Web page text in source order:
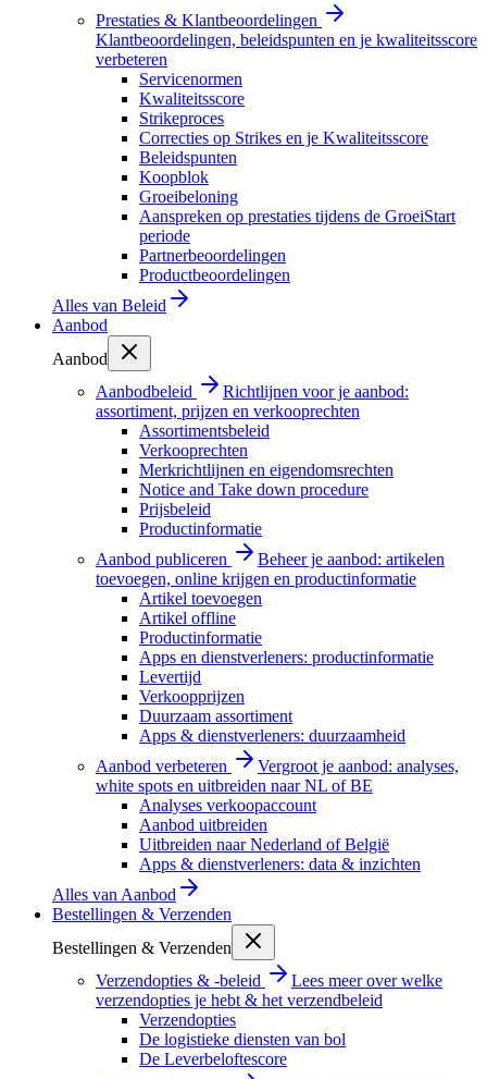
Prestaties & Klantbeoordelingen
Klantbeoordelingen, beleidspunten en je kwaliteitsscore
verbeteren
Servicenormen
Kwaliteitsscore
Strikeproces
Correcties op Strikes en je Kwaliteitsscore
Beleidspunten
Koopblok
Groeibeloning
Aanspreken op prestaties tijdens de GroeiStart
periode
Partnerbeoordelingen
Productbeoordelingen
Alles van Beleid
Aanbod
Aanbod
Aanbodbeleid
Richtlijnen voor je aanbod:
assortiment, prijzen en verkooprechten
Assortimentsbeleid
Verkooprechten
Merkrichtlijnen en eigendomsrechten
Notice and Take down procedure
Prijsbeleid
Productinformatie
Aanbod publiceren
Beheer je aanbod: artikelen
toevoegen, online krijgen en productinformatie
Artikel toevoegen
Artikel offline
Productinformatie
Apps en dienstverleners: productinformatie
Levertijd
Verkoopprijzen
Duurzaam assortiment
Apps & dienstverleners: duurzaamheid
Aanbod verbeteren
Vergroot je aanbod: analyses,
white spots en uitbreiden naar NL of BE
Analyses verkoopaccount
Aanbod uitbreiden
Uitbreiden naar Nederland of België
Apps & dienstverleners: data & inzichten
Alles van Aanbod
Bestellingen & Verzenden
Bestellingen & Verzenden
Verzendopties & -beleid
Lees meer over welke
verzendopties je hebt & het verzendbeleid
Verzendopties
De logistieke diensten van bol
De Leverbeloftescore